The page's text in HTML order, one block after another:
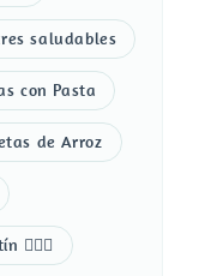
saludables
con Pasta
de Arroz
👩‍❤️‍👨